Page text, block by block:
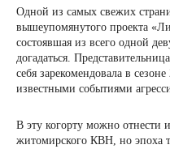
Одной из самых свежих
вышеупомянутого проекта
состоявшая из всего одной
догадаться.
себя зарекомендовала в
известными событиями
В эту когорту можно отнести
житомирского КВН, но эпоха